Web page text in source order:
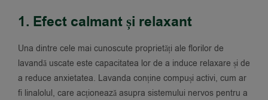
1. Efect calmant și relaxant
Una dintre cele mai cunoscute proprietăți ale florilor de
lavandă uscate este capacitatea lor de a induce relaxare și de
a reduce anxietatea. Lavanda conține compuși activi, cum ar
fi linalolul, care acționează asupra sistemului nervos pentru a